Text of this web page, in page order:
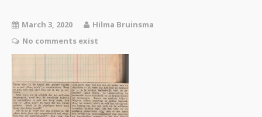
Contact
March 3, 2020
Hilma Bruinsma
No comments exist